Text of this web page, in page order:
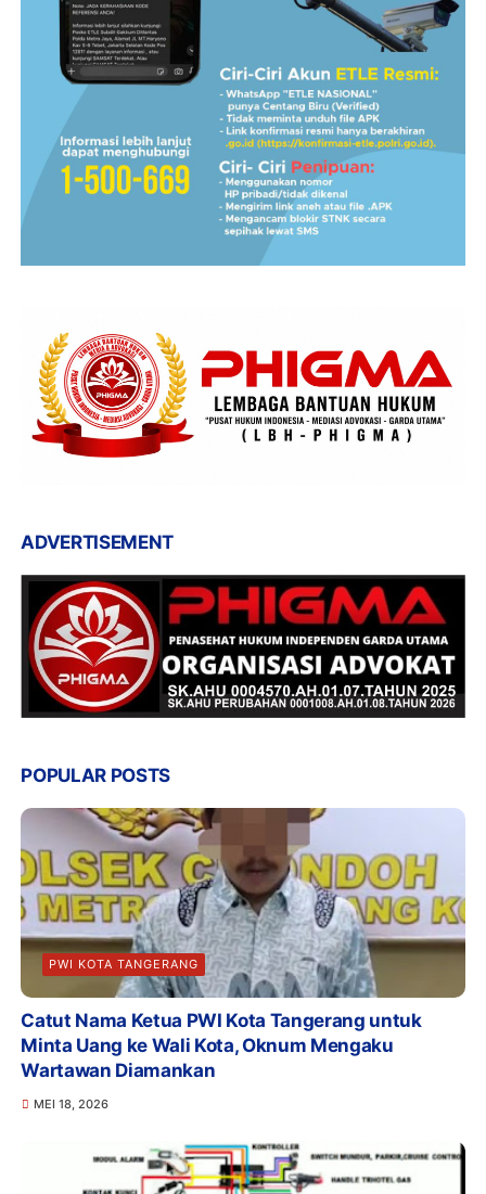
ADVERTISEMENT
POPULAR POSTS
PWI KOTA TANGERANG
Catut Nama Ketua PWI Kota Tangerang untuk
Minta Uang ke Wali Kota, Oknum Mengaku
Wartawan Diamankan
MEI 18, 2026